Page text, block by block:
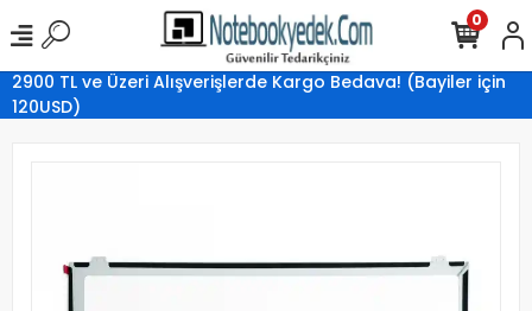
2900 TL ve Üzeri Alışverişlerde Kargo Bedava! (Bayiler için
120USD)
0